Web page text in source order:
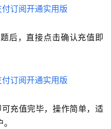
后，直接点击确认充值即
充值完毕，操作简单，适